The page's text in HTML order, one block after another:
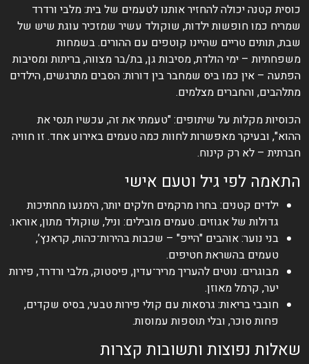
כוסית קטנה יכולה להחזיר אותנו לטעמים של בית: מלבי ורדרד
שמריח כמו חופשות ילדות, שוקולד עשיר שמזכיר עוגת שיש של
שבת, תותים טריים שהיינו קוטפים עם ההורים. בשמחות
משפחתיות – ימי הולדת, מסיבות גן, בת/בר מצווה, בריתות ומסיבות
הפתעה – אין כמו ביס שמחבר בין דורות: הסבים מתרגשים, הילדים
מתלהבים, והחברים מצלמים.
הכוסיות מקלות על שיתופים: "טעמתי את זה, עכשיו תנסי את
ההוא", ובעיקר מאפשרות לחוות כמה טעמים באירוע אחד. זו חוויה
חברתית – לא רק קינוח.
התאמה לפי גיל וטעם אישי
ילדים קטנים: בחרו מרקמים חלקים יותר, הימנעו מחתיכות
גדולות של אגוזים. טעמים מובילים: וניל, שוקולד מתון, אוראו.
בני נוער: אוהבים "הייפ" – שכבות בהירות־כהות, קראנץ’,
טעמים בהשראת חטיפים.
מבוגרים: נוטים להעריך מריר־עדין, פיסטוק, מלבי ורדרד, פירות
יער, קרמל מאוזן.
חובבי בריאות: גרסאות עם קולי פירות טבעי, בסיס שקדים,
פחות סוכר, ובלי תוספות עמוסות.
שאלות נפוצות ותשובות קצרות